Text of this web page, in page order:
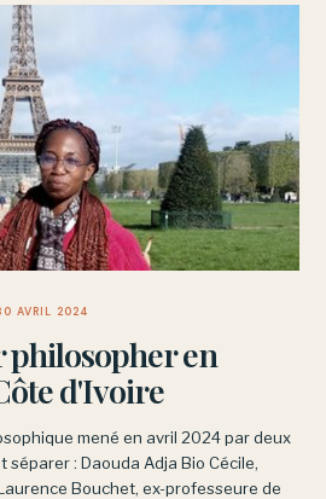
AVRIL 2024
en
d'Ivoire
mené en avril 2024 par deux
: Daouda Adja Bio Cécile,
Bouchet, ex-professeure de